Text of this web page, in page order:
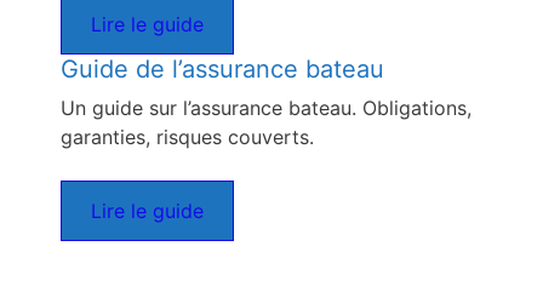
Lire le guide
Guide de l’assurance bateau
Un guide sur l’assurance bateau. Obligations,
garanties, risques couverts.
Lire le guide